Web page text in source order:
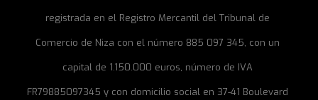
registrada en el Registro Mercantil del Tribunal de
Comercio de Niza con el número 885 097 345, con un
capital de 1.150.000 euros, número de IVA
FR79885097345 y con domicilio social en 37-41 Boulevard